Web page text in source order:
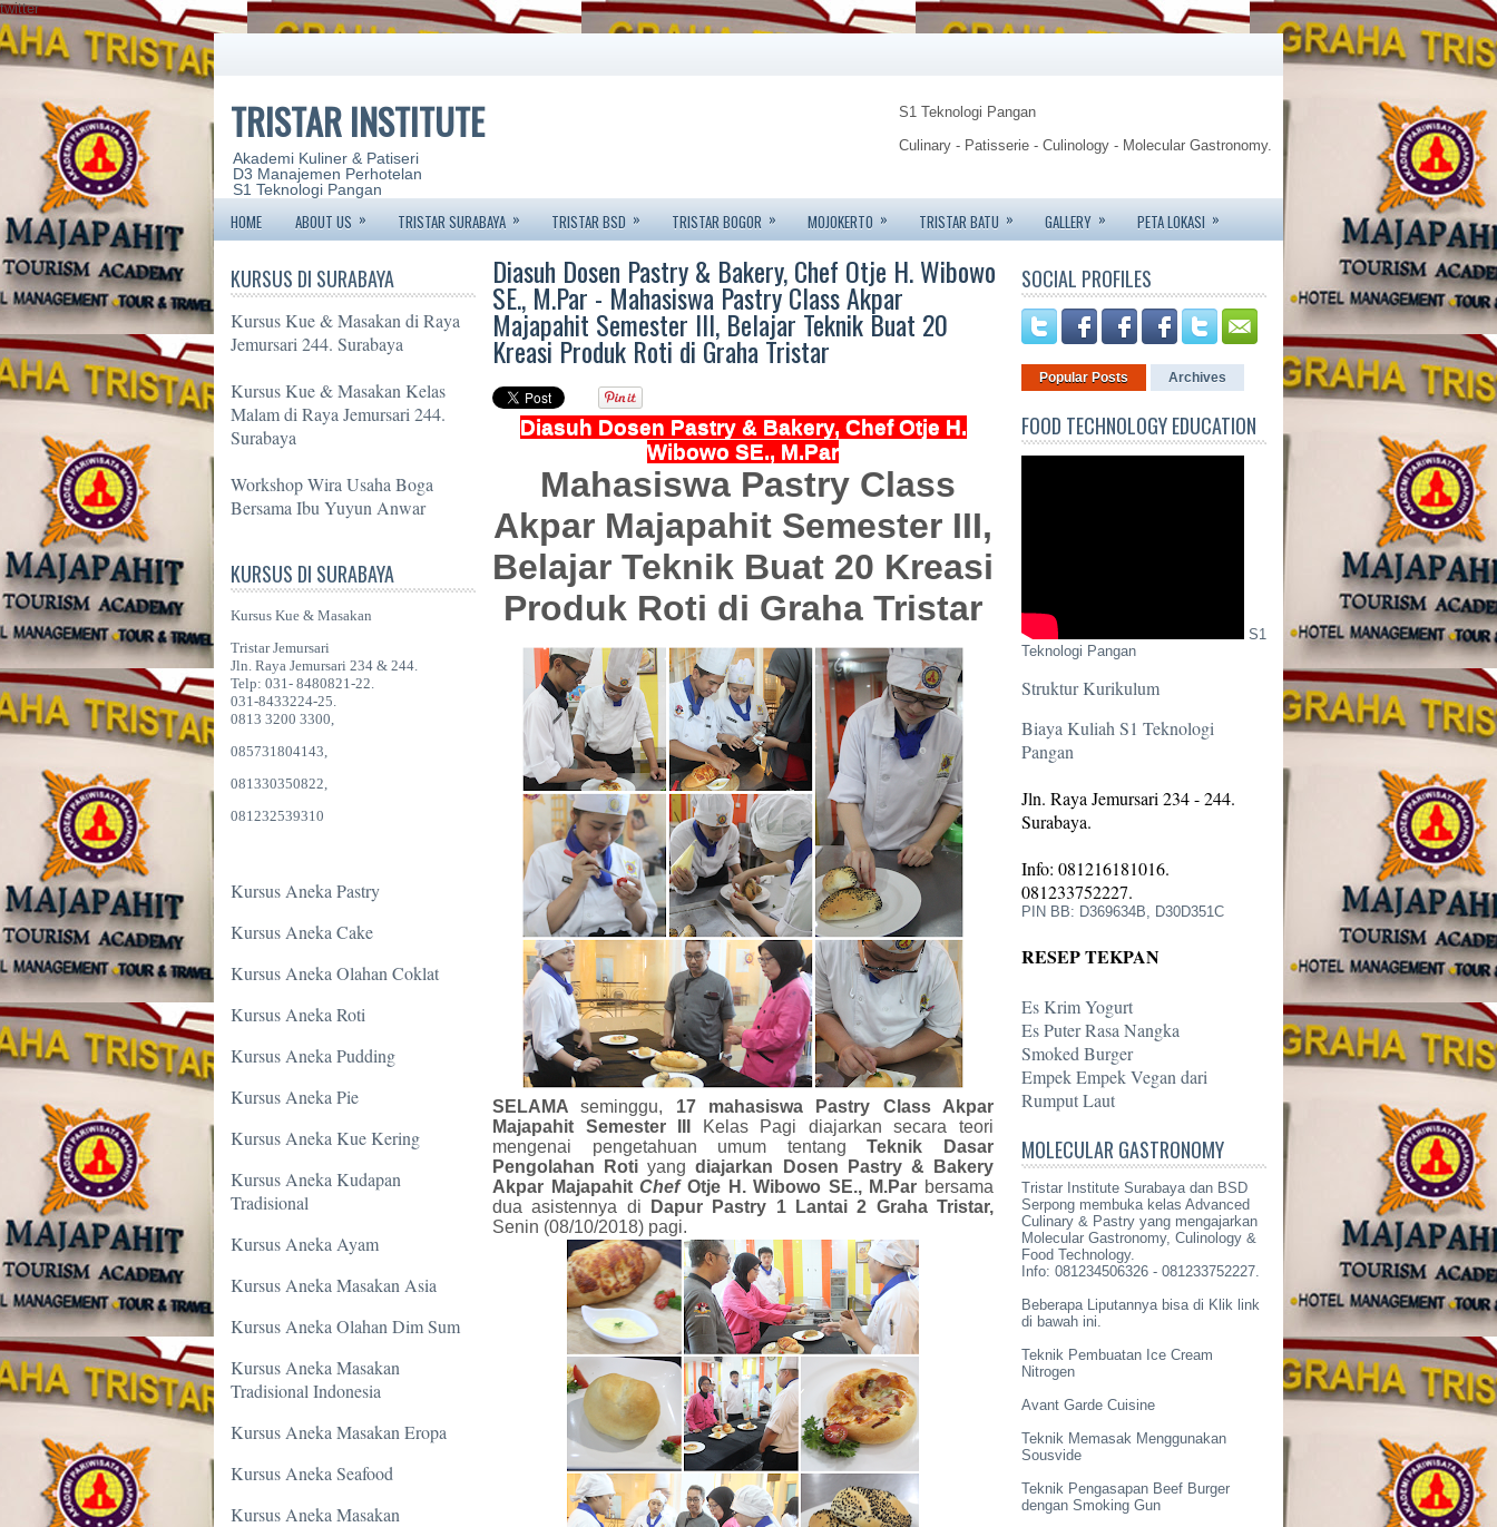
twitter
TRISTAR INSTITUTE
Akademi Kuliner & Patiseri
D3 Manajemen Perhotelan
S1 Teknologi Pangan
S1 Teknologi Pangan
Culinary - Patisserie - Culinology - Molecular Gastronomy.
Food Technology.
Tristar Institute - Jemursari 244 - Surabaya
Info: 081234506426 - 081233752227.
HOME ABOUT US » TRISTAR SURABAYA » TRISTAR BSD » TRISTAR BOGOR » MOJOKERTO » TRISTAR BATU » GALLERY » PETA LOKASI »
KURSUS DI SURABAYA
Kursus Kue & Masakan di Raya
Jemursari 244. Surabaya
Kursus Kue & Masakan Kelas
Malam di Raya Jemursari 244.
Surabaya
Workshop Wira Usaha Boga
Bersama Ibu Yuyun Anwar
KURSUS DI SURABAYA
Kursus Kue & Masakan
Tristar Jemursari
Jln. Raya Jemursari 234 & 244.
Telp: 031- 8480821-22.
031-8433224-25.
0813 3200 3300,
085731804143,
081330350822,
081232539310
Kursus Aneka Pastry
Kursus Aneka Cake
Kursus Aneka Olahan Coklat
Kursus Aneka Roti
Kursus Aneka Pudding
Kursus Aneka Pie
Kursus Aneka Kue Kering
Kursus Aneka Kudapan
Tradisional
Kursus Aneka Ayam
Kursus Aneka Masakan Asia
Kursus Aneka Olahan Dim Sum
Kursus Aneka Masakan
Tradisional Indonesia
Kursus Aneka Masakan Eropa
Kursus Aneka Seafood
Kursus Aneka Masakan
Diasuh Dosen Pastry & Bakery, Chef Otje H. Wibowo
SE., M.Par - Mahasiswa Pastry Class Akpar
Majapahit Semester III, Belajar Teknik Buat 20
Kreasi Produk Roti di Graha Tristar
Diasuh Dosen Pastry & Bakery, Chef Otje H.
Wibowo SE., M.Par
Mahasiswa Pastry Class
Akpar Majapahit Semester III,
Belajar Teknik Buat 20 Kreasi
Produk Roti di Graha Tristar
SELAMAseminggu, 17
mahasiswa Pastry Class Akpar
Majapahit Semester III
Kelas Pagi diajarkan secara teori
mengenai pengetahuan umum tentangTeknik Dasar
Pengolahan Roti yangdiajarkan Dosen Pastry & Bakery
Akpar MajapahitChefOtje H. Wibowo SE., M.Par bersama
dua asistennya di Dapur Pastry 1 Lantai 2 Graha Tristar,
Senin (08/10/2018) pagi.
SOCIAL PROFILES
Popular Posts Archives
FOOD TECHNOLOGY EDUCATION
S1
Teknologi Pangan
Struktur Kurikulum
Biaya Kuliah S1 Teknologi
Pangan
Jln. Raya Jemursari 234 - 244.
Surabaya.
Info: 081216181016.
081233752227.
PIN BB: D369634B, D30D351C
RESEP TEKPAN
Es Krim Yogurt
Es Puter Rasa Nangka
Smoked Burger
Empek Empek Vegan dari
Rumput Laut
MOLECULAR GASTRONOMY
Tristar Institute Surabaya dan BSD
Serpong membuka kelas Advanced
Culinary & Pastry yang mengajarkan
Molecular Gastronomy, Culinology &
Food Technology.
Info: 081234506326 - 081233752227.
Beberapa Liputannya bisa di Klik link
di bawah ini.
Teknik Pembuatan Ice Cream
Nitrogen
Avant Garde Cuisine
Teknik Memasak Menggunakan
Sousvide
Teknik Pengasapan Beef Burger
dengan Smoking Gun